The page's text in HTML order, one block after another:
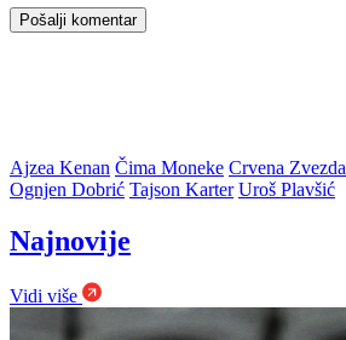
Ajzea Kenan Čima Moneke Crvena Zvezda
Ognjen Dobrić Tajson Karter Uroš Plavšić
Najnovije
Vidi više